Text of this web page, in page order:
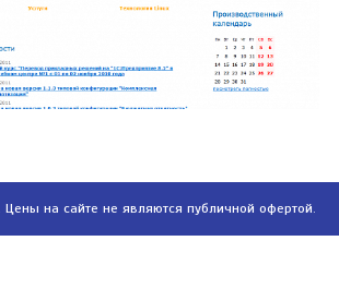
на сайте не являются публичной офертой.